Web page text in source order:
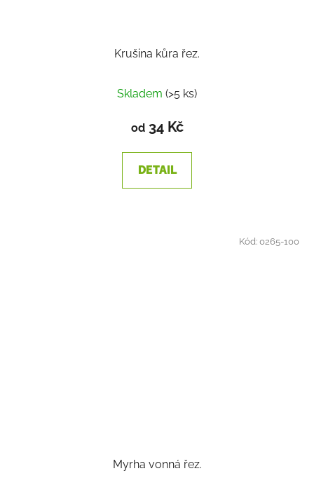
Krušina kůra řez.
Skladem (>5 ks)
od34 Kč
DETAIL
Myrha vonná řez.
Kód:0265-100